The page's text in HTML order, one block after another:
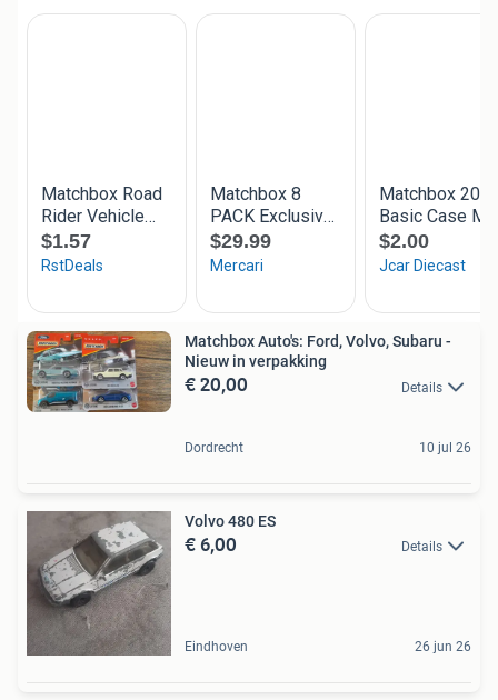
Matchbox Auto's: Ford, Volvo, Subaru -
Nieuw in verpakking
€ 20,00 Details
Dordrecht 10 jul 26
Volvo 480 ES
€ 6,00 Details
Eindhoven 26 jun 26